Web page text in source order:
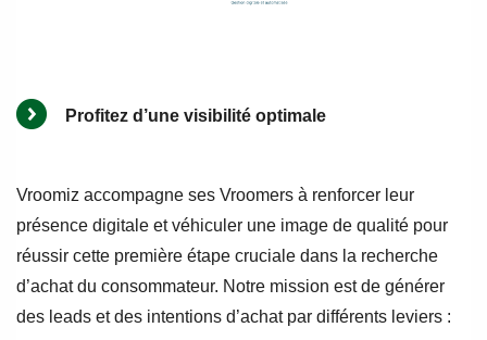
Profitez d’une visibilité optimale
Vroomiz accompagne ses Vroomers à renforcer leur
présence digitale et véhiculer une image de qualité pour
réussir cette première étape cruciale dans la recherche
d’achat du consommateur. Notre mission est de générer
des leads et des intentions d’achat par différents leviers :